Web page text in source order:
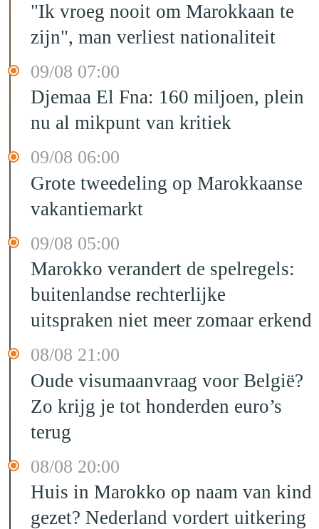
"Ik vroeg nooit om Marokkaan te
zijn", man verliest nationaliteit
09/08 07:00
Djemaa El Fna: 160 miljoen, plein
nu al mikpunt van kritiek
09/08 06:00
Grote tweedeling op Marokkaanse
vakantiemarkt
09/08 05:00
Marokko verandert de spelregels:
buitenlandse rechterlijke
uitspraken niet meer zomaar erkend
08/08 21:00
Oude visumaanvraag voor België?
Zo krijg je tot honderden euro’s
terug
08/08 20:00
Huis in Marokko op naam van kind
gezet? Nederland vordert uitkering